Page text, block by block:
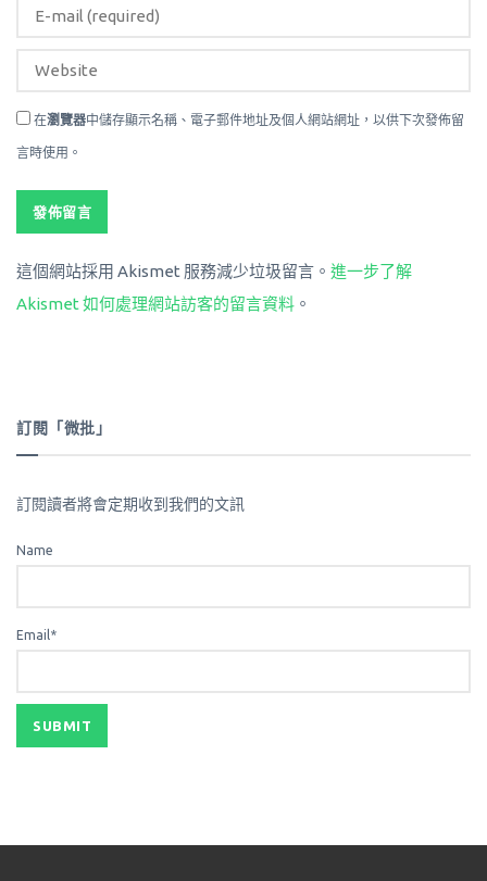
在瀏覽器中儲存顯示名稱、電子郵件地址及個人網站網址，以供下次發佈留
言時使用。
這個網站採用 Akismet 服務減少垃圾留言。 進一步了解
Akismet 如何處理網站訪客的留言資料 。
訂閱「微批」
訂閱讀者將會定期收到我們的文訊
Name
Email*